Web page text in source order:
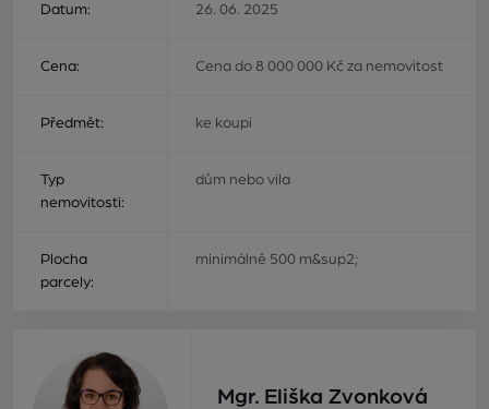
Datum: 26. 06. 2025
Cena: Cena do 8 000 000 Kč za nemovitost
Předmět: ke koupi
Typ
nemovitosti:
dům nebo vila
Plocha
parcely:
minimálně 500 m&sup2;
Mgr. Eliška Zvonková